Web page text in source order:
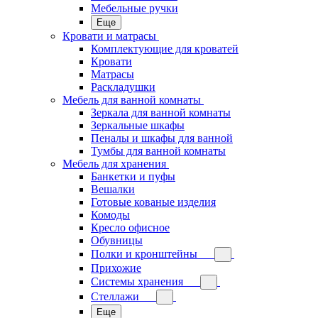
Мебельные ручки
Еще
Кровати и матрасы
Комплектующие для кроватей
Кровати
Матрасы
Раскладушки
Мебель для ванной комнаты
Зеркала для ванной комнаты
Зеркальные шкафы
Пеналы и шкафы для ванной
Тумбы для ванной комнаты
Мебель для хранения
Банкетки и пуфы
Вешалки
Готовые кованые изделия
Комоды
Кресло офисное
Обувницы
Полки и кронштейны
Прихожие
Системы хранения
Стеллажи
Еще